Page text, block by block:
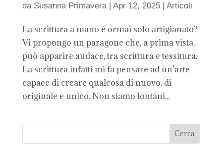
da Susanna Primavera| Apr 12, 2025| Articoli
La scrittura a mano è ormai solo artigianato?
Vi propongo un paragone che, a prima vista,
può apparire audace, tra scrittura e tessitura.
La scrittura infatti mi fa pensare ad un’arte
capace di creare qualcosa di nuovo, di
originale e unico. Non siamo lontani...